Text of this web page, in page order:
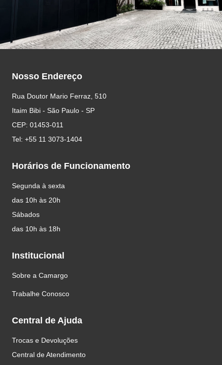
Nosso Endereço
Rua Doutor Mario Ferraz, 510
Itaim Bibi - São Paulo - SP
CEP: 01453-011
Tel: +55 11 3073-1404
Horários de Funcionamento
Segunda à sexta
das 10h às 20h
Sábados
das 10h às 18h
Institucional
Sobre a Camargo
Trabalhe Conosco
Central de Ajuda
Trocas e Devoluções
Central de Atendimento